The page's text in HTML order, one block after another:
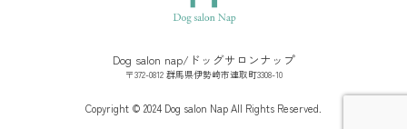
Dog salon nap/ドッグサロンナップ
〒372-0812 群馬県伊勢崎市連取町3308-10
Copyright © 2024 Dog salon Nap All Rights Reserved.